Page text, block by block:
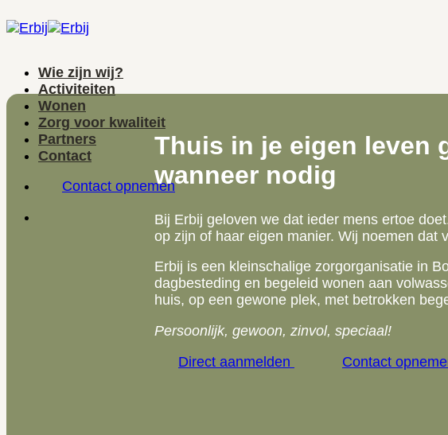
naar
Wie zijn wij?
Activiteiten
Wonen
Zorg voor kwaliteit
Partners
Contact
Contact opnemen
Thuis in je eigen leven
wanneer nodig
Bij Erbij geloven we dat ieder mens ertoe
op zijn of haar eigen manier. Wij noemen dat
Erbij is een kleinschalige zorgorganisatie in
dagbesteding en begeleid wonen aan
huis, op een gewone plek, met betrokken
Persoonlijk, gewoon, zinvol, speciaal!
Direct aanmelden
Contact